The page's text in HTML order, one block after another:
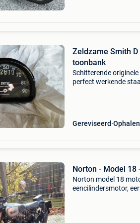
Zeldzame Smith
toonbank
Schitterende
perfect werkende
Gereviseerd
Norton - Model 18
Norton model 18
eencilindersmotor,